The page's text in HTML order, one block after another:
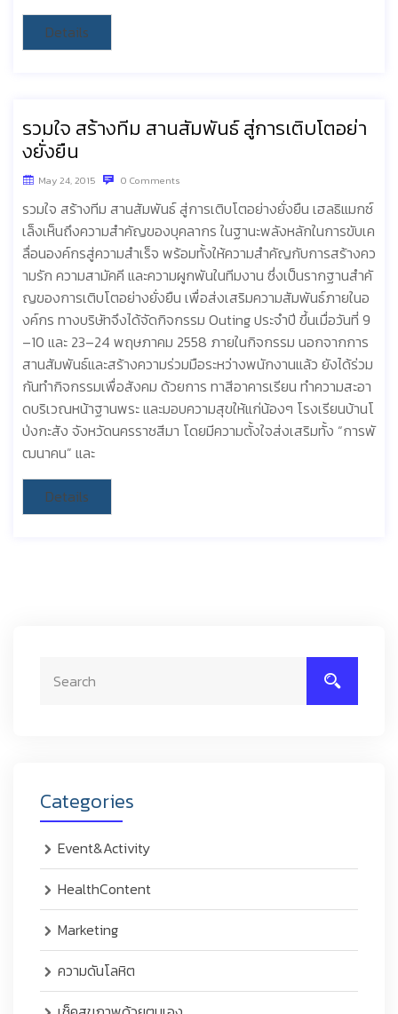
Details
รวมใจ สร้างทีม สานสัมพันธ์ สู่การเติบโตอย่า
งยั่งยืน
May 24, 2015 0 Comments
รวมใจ สร้างทีม สานสัมพันธ์ สู่การเติบโตอย่างยั่งยืน เฮลธิแมกซ์
เล็งเห็นถึงความสำคัญของบุคลากร ในฐานะพลังหลักในการขับเค
ลื่อนองค์กรสู่ความสำเร็จ พร้อมทั้งให้ความสำคัญกับการสร้างคว
ามรัก ความสามัคคี และความผูกพันในทีมงาน ซึ่งเป็นรากฐานสำคั
ญของการเติบโตอย่างยั่งยืน เพื่อส่งเสริมความสัมพันธ์ภายในอ
งค์กร ทางบริษัทจึงได้จัดกิจกรรม Outing ประจำปี ขึ้นเมื่อวันที่ 9
–10 และ 23–24 พฤษภาคม 2558 ภายในกิจกรรม นอกจากการ
สานสัมพันธ์และสร้างความร่วมมือระหว่างพนักงานแล้ว ยังได้ร่วม
กันทำกิจกรรมเพื่อสังคม ด้วยการ ทาสีอาคารเรียน ทำความสะอา
ดบริเวณหน้าฐานพระ และมอบความสุขให้แก่น้องๆ โรงเรียนบ้านโ
ป่งกะสัง จังหวัดนครราชสีมา โดยมีความตั้งใจส่งเสริมทั้ง “การพั
ฒนาคน” และ
Details
Categories
Event&Activity
HealthContent
Marketing
ความดันโลหิต